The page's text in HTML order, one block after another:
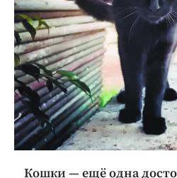
Кошки — ещё одна